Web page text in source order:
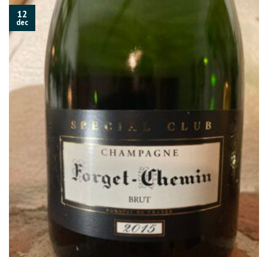
12
dec